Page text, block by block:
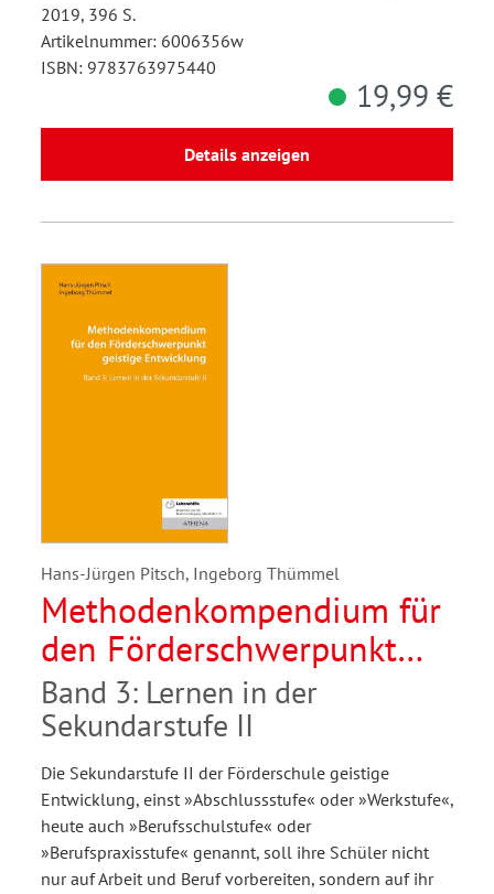
2019, 396 S.
Artikelnummer: 6006356w
ISBN: 9783763975440
19,99 €
Details anzeigen
Hans-Jürgen Pitsch, Ingeborg Thümmel
Methodenkompendium für
den Förderschwerpunkt
geistige Entwicklung
Band 3: Lernen in der
Sekundarstufe II
Die Sekundarstufe II der Förderschule geistige
Entwicklung, einst »Abschlussstufe« oder »Werkstufe«,
heute auch »Berufsschulstufe« oder
»Berufspraxisstufe« genannt, soll ihre Schüler nicht
nur auf Arbeit und Beruf vorbereiten, sondern auf ihr